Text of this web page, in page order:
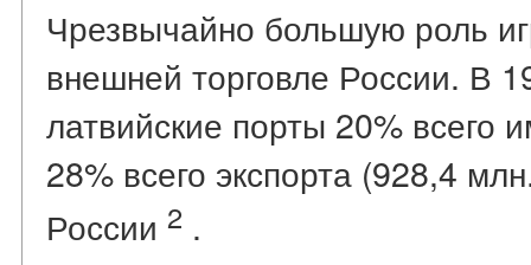
Чрезвычайно большую роль
внешней торговле России. В
латвийские порты 20% всего
28% всего экспорта (928,4
России 2 .